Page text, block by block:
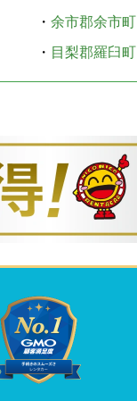
・ 余市郡余市町
・ 目梨郡羅臼町